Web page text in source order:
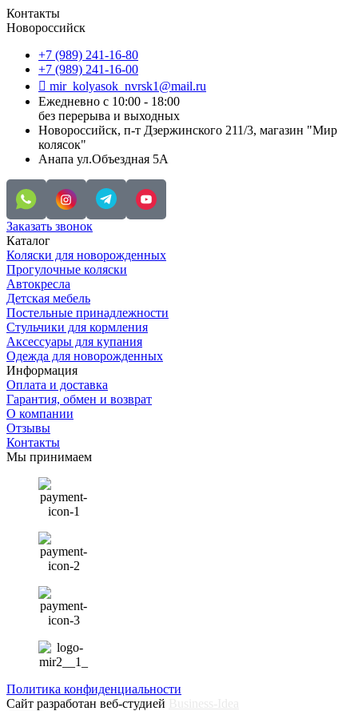
Контакты
Новороссийск
+7 (989) 241-16-80
+7 (989) 241-16-00
mir_kolyasok_nvrsk1@mail.ru
Ежедневно с 10:00 - 18:00
без перерыва и выходных
Новороссийск, п-т Дзержинского 211/3, магазин "Мир
колясок"
Анапа ул.Объездная 5А
Заказать звонок
Каталог
Коляски для новорожденных
Прогулочные коляски
Автокресла
Детская мебель
Постельные принадлежности
Стульчики для кормления
Аксессуары для купания
Одежда для новорожденных
Информация
Оплата и доставка
Гарантия, обмен и возврат
О компании
Отзывы
Контакты
Мы принимаем
Политика конфиденциальности
Сайт разработан веб-студией